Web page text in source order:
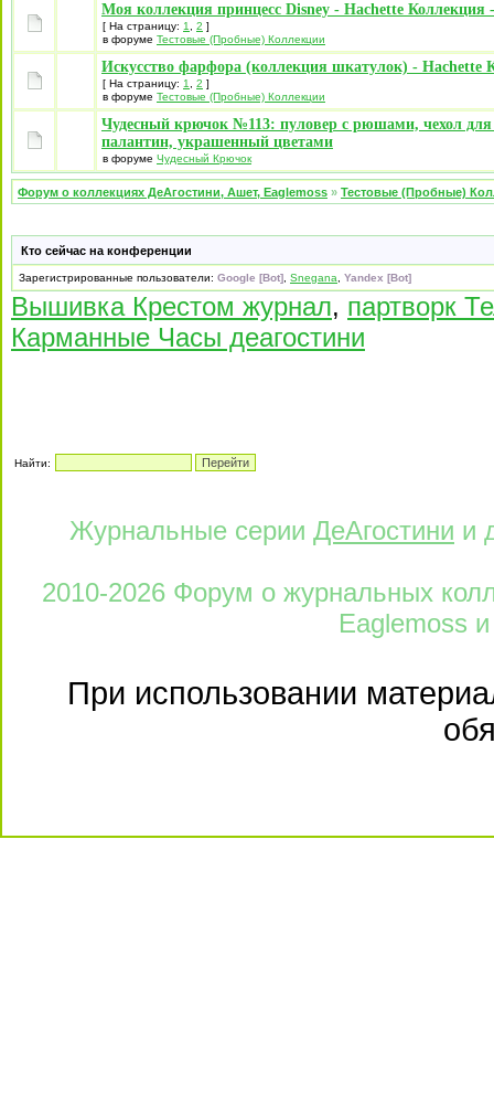
Моя коллекция принцесс Disney - Hachette Коллекция -
[ На страницу: 1 2 ]
в форуме Тестовые (Пробные) Коллекции
Искусство фарфора (коллекция шкатулок) - Hachette
[ На страницу: 1 2 ]
в форуме Тестовые (Пробные) Коллекции
Чудесный крючок №113: пуловер с рюшами, чехол
палантин, украшенный цветами
в форуме Чудесный Крючок
Форум о коллекциях ДеАгостини, Ашет, Eaglemoss » Тестовые (Пробные)
Кто сейчас на конференции
Зарегистрированные пользователи: Google [Bot] Snegana Yandex [Bot]
Вышивка Крестом журнал, партворк
Карманные Часы деагостини
Найти:
Журнальные серии ДеАгостини и
2010-2026 Форум о журнальных
Eaglemoss и
При использовании